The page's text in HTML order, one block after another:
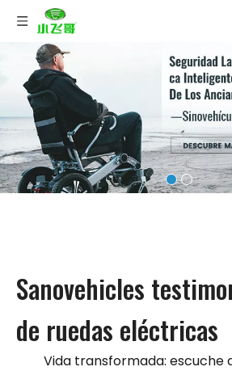
Sanovehicles
de ruedas eléctricas
Vida transformada: escuche